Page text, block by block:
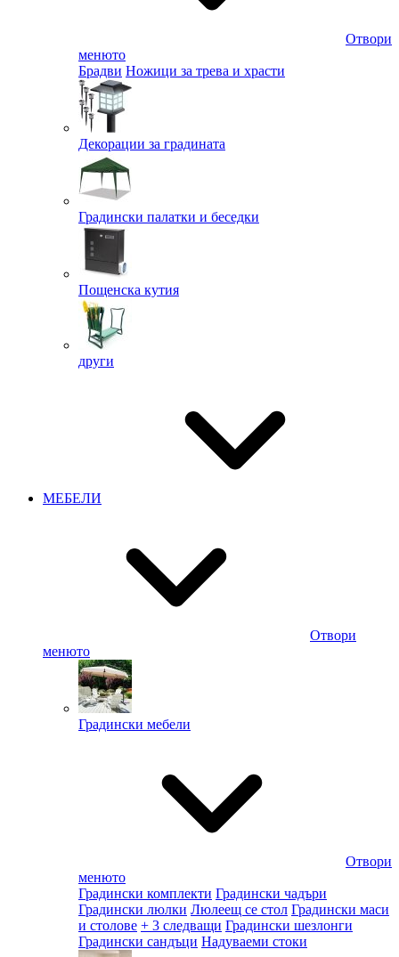
Отвори
менюто
Брадви Ножици за трева и храсти
Декорации за градината
Градински палатки и беседки
Пощенска кутия
други
МЕБЕЛИ
Отвори
менюто
Градински мебели
Отвори
менюто
Градински комплекти Градински чадъри
Градински люлки Люлеещ се стол Градински маси
и столове + 3 следващи Градински шезлонги
Градински сандъци Надуваеми стоки